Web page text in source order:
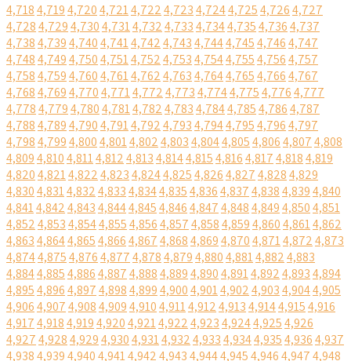
4,7184,7194,7204,7214,7224,7234,7244,7254,7264,727
4,7284,7294,7304,7314,7324,7334,7344,7354,7364,737
4,7384,7394,7404,7414,7424,7434,7444,7454,7464,747
4,7484,7494,7504,7514,7524,7534,7544,7554,7564,757
4,7584,7594,7604,7614,7624,7634,7644,7654,7664,767
4,7684,7694,7704,7714,7724,7734,7744,7754,7764,777
4,7784,7794,7804,7814,7824,7834,7844,7854,7864,787
4,7884,7894,7904,7914,7924,7934,7944,7954,7964,797
4,7984,7994,8004,8014,8024,8034,8044,8054,8064,8074,808
4,8094,8104,8114,8124,8134,8144,8154,8164,8174,8184,819
4,8204,8214,8224,8234,8244,8254,8264,8274,8284,829
4,8304,8314,8324,8334,8344,8354,8364,8374,8384,8394,840
4,8414,8424,8434,8444,8454,8464,8474,8484,8494,8504,851
4,8524,8534,8544,8554,8564,8574,8584,8594,8604,8614,862
4,8634,8644,8654,8664,8674,8684,8694,8704,8714,8724,873
4,8744,8754,8764,8774,8784,8794,8804,8814,8824,883
4,8844,8854,8864,8874,8884,8894,8904,8914,8924,8934,894
4,8954,8964,8974,8984,8994,9004,9014,9024,9034,9044,905
4,9064,9074,9084,9094,9104,9114,9124,9134,9144,9154,916
4,9174,9184,9194,9204,9214,9224,9234,9244,9254,926
4,9274,9284,9294,9304,9314,9324,9334,9344,9354,9364,937
4,9384,9394,9404,9414,9424,9434,9444,9454,9464,9474,948